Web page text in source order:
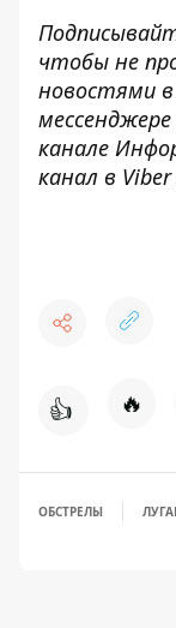
чтобы не
новостями
канале
канал в
👍 🔥
ОБСТРЕЛЫ